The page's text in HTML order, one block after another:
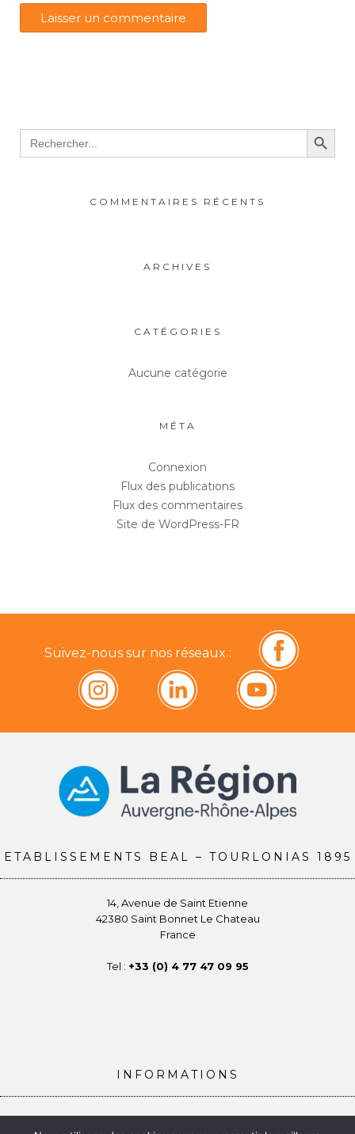
Search
for:
Search Button
COMMENTAIRES RÉCENTS
ARCHIVES
CATÉGORIES
Aucune catégorie
MÉTA
Connexion
Flux des publications
Flux des commentaires
Site de WordPress-FR
Suivez-nous sur nos réseaux :
ETABLISSEMENTS BEAL – TOURLONIAS 1895
14, Avenue de Saint Etienne
42380 Saint Bonnet Le Chateau
France
Tel : +33 (0) 4 77 47 09 95
INFORMATIONS